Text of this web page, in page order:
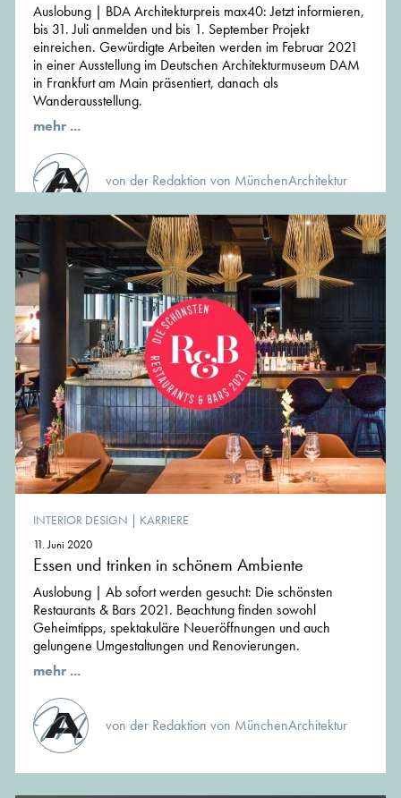
Auslobung | BDA Architekturpreis max40: Jetzt informieren,
bis 31. Juli anmelden und bis 1. September Projekt
einreichen. Gewürdigte Arbeiten werden im Februar 2021
in einer Ausstellung im Deutschen Architekturmuseum DAM
in Frankfurt am Main präsentiert, danach als
Wanderausstellung.
mehr ...
von der Redaktion von MünchenArchitektur
INTERIOR DESIGN | KARRIERE
11. Juni 2020
Essen und trinken in schönem Ambiente
Auslobung | Ab sofort werden gesucht: Die schönsten
Restaurants & Bars 2021. Beachtung finden sowohl
Geheimtipps, spektakuläre Neueröffnungen und auch
gelungene Umgestaltungen und Renovierungen.
mehr ...
von der Redaktion von MünchenArchitektur